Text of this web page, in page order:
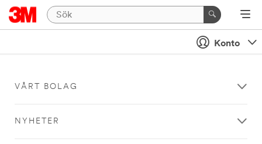
Konto
VÅRT BOLAG
NYHETER